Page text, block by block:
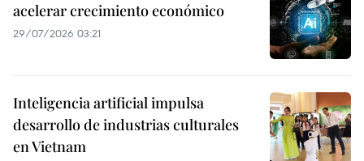
acelerar crecimiento económico
29/07/2026 03:21
Inteligencia artificial impulsa
desarrollo de industrias culturales
en Vietnam